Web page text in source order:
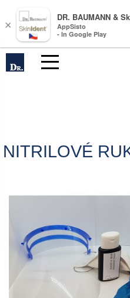
NITRILOVÉ
×
DR. BAUMANN &
AppSisto
- In Google Play